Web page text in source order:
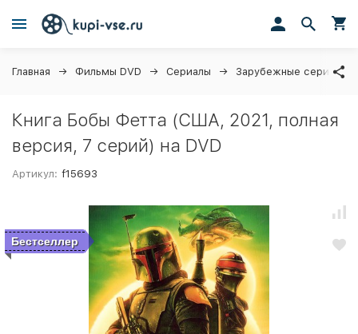
Главная Фильмы DVD Сериалы Зарубежные сериалы
Книга Бобы Фетта (США, 2021, полная
версия, 7 серий) на DVD
Артикул: f15693
Бестселлер